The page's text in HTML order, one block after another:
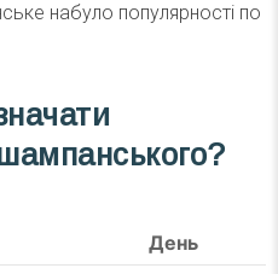
набуло популярності по
День